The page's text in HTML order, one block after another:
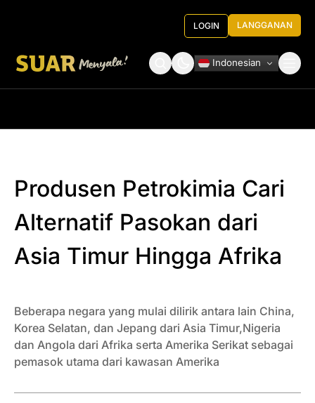
LOGIN LANGGANAN
Indonesian
Produsen Petrokimia Cari
Alternatif Pasokan dari
Asia Timur Hingga Afrika
Beberapa negara yang mulai dilirik antara lain China,
Korea Selatan, dan Jepang dari Asia Timur,Nigeria
dan Angola dari Afrika serta Amerika Serikat sebagai
pemasok utama dari kawasan Amerika